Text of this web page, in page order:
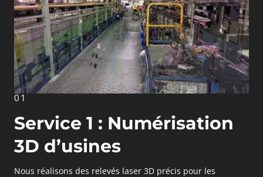
01
Service 1 : Numérisation
3D d’usines
Nous réalisons des relevés laser 3D précis pour les